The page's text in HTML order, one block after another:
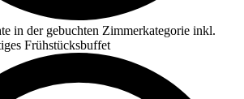
in der gebuchten Zimmerkategorie inkl.
Frühstücksbuffet